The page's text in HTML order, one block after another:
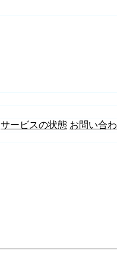
サービスの状態 お問い合